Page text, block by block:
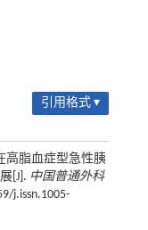
引用格式 ▾
高脂血症型急性胰
[J]. 中国普通外科
j.issn.1005-